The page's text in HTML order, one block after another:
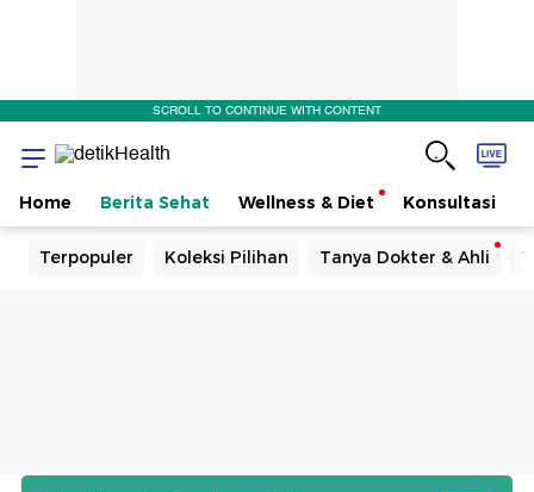
SCROLL TO CONTINUE WITH CONTENT
Home Berita Sehat Wellness & Diet Konsultasi
Terpopuler Koleksi Pilihan Tanya Dokter & Ahli